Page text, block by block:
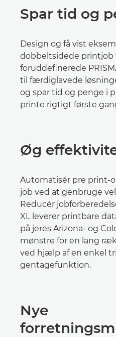
Spar tid og
Design og få vist
dobbeltsidede
foruddefinerede
til færdiglavede
og spar tid og penge i
printe rigtigt første
Øg
Automatisér pre print-
job ved at genbruge
Reducér
XL leverer printbare
på jeres Arizona- og
mønstre for en lang
ved hjælp af en enkel
gentagefunktion.
Nye